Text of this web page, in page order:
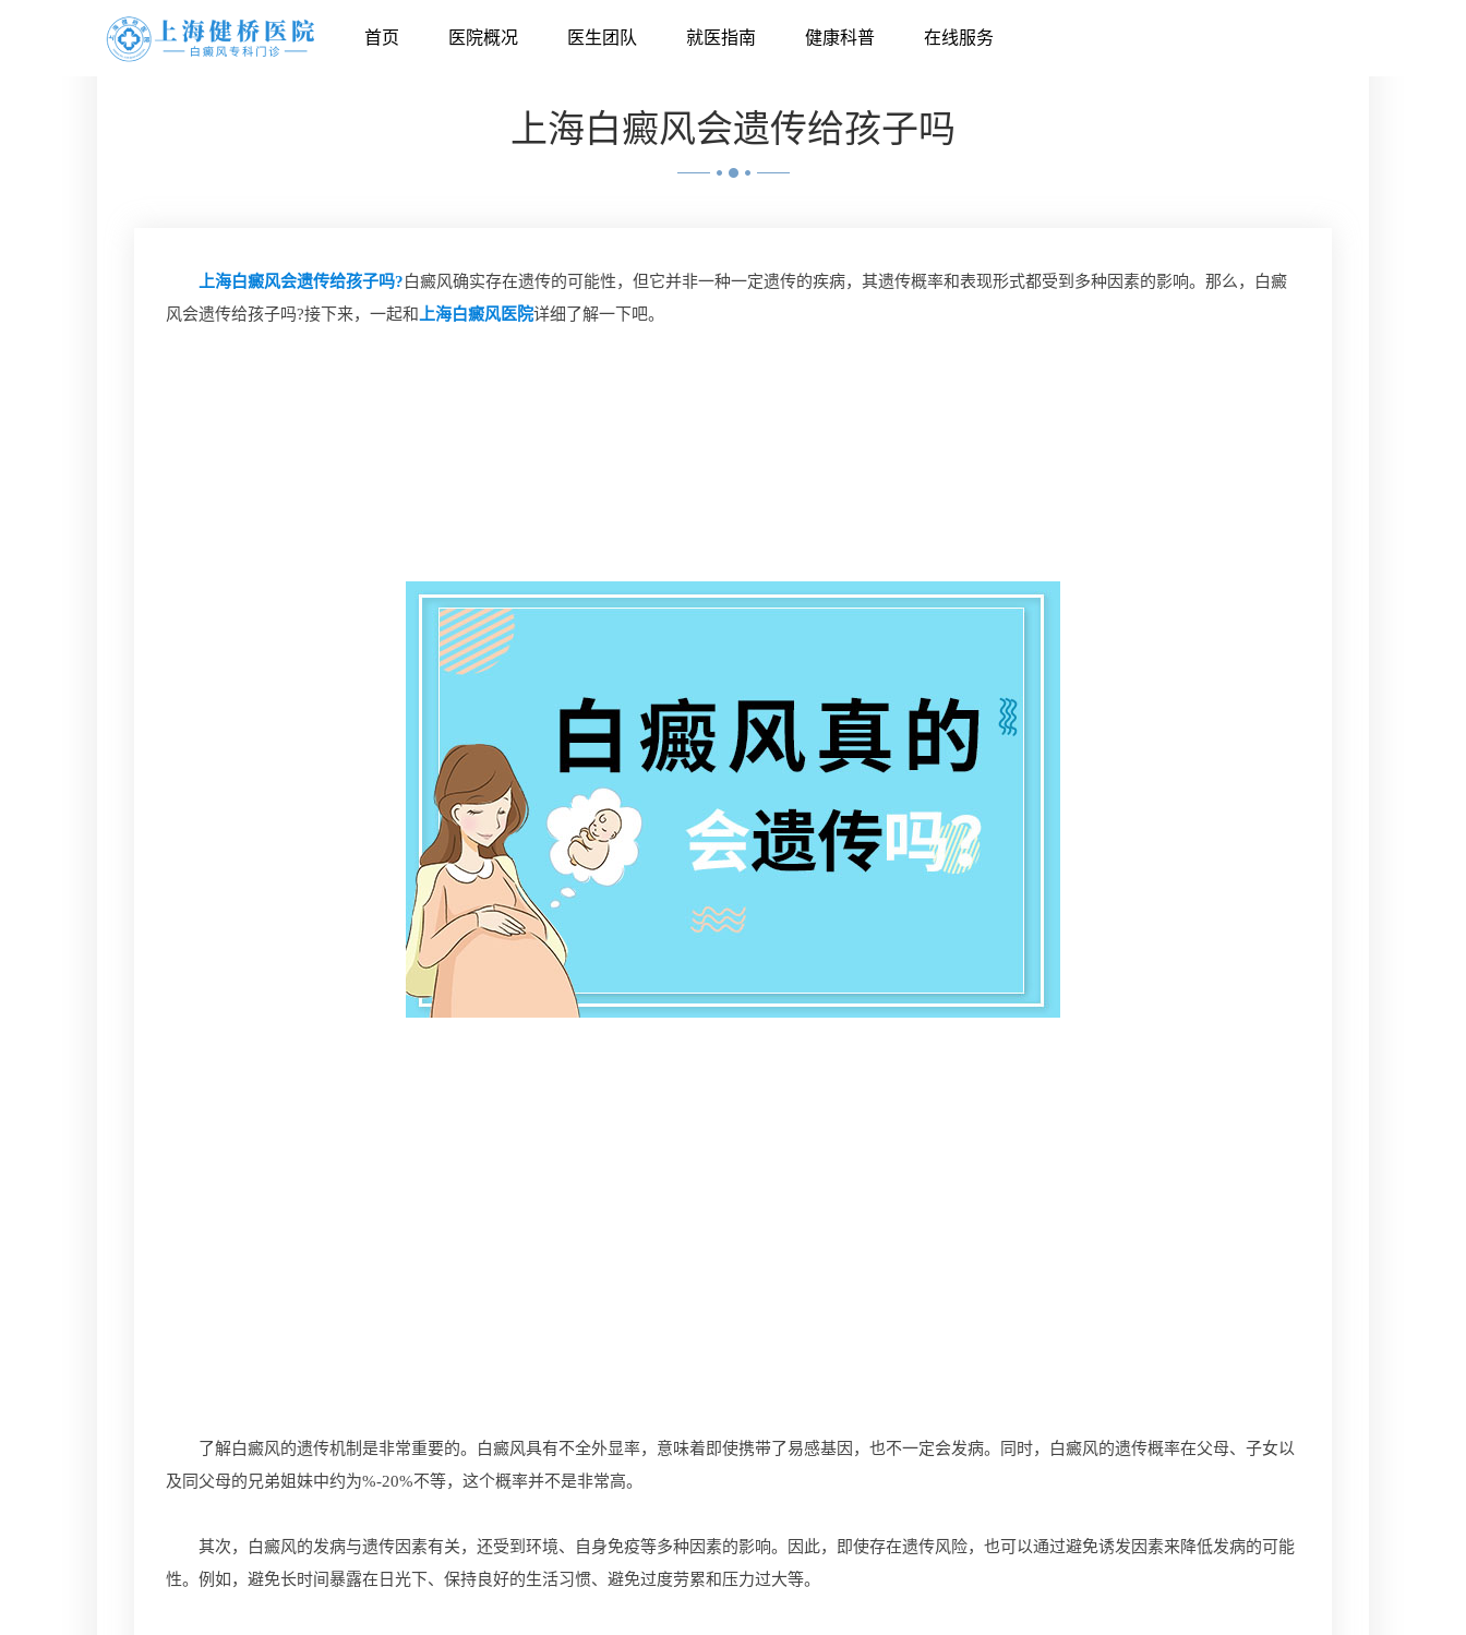
首页 医院概况 医生团队 就医指南 健康科普 在线服务
上海白癜风会遗传给孩子吗
上海白癜风会遗传给孩子吗?白癜风确实存在遗传的可能性，但它并非一种一定遗传的疾病，其遗传概率和表现形式都受到多种因素的影响。那么，白癜
风会遗传给孩子吗?接下来，一起和
上海白癜风医院详细了解一下吧。
了解白癜风的遗传机制是非常重要的。白癜风具有不全外显率，意味着即使携带了易感基因，也不一定会发病。同时，白癜风的遗传概率在父母、子女以
及同父母的兄弟姐妹中约为%-20%不等，这个概率并不是非常高。
其次，白癜风的发病与遗传因素有关，还受到环境、自身免疫等多种因素的影响。因此，即使存在遗传风险，也可以通过避免诱发因素来降低发病的可能
性。例如，避免长时间暴露在日光下、保持良好的生活习惯、避免过度劳累和压力过大等。